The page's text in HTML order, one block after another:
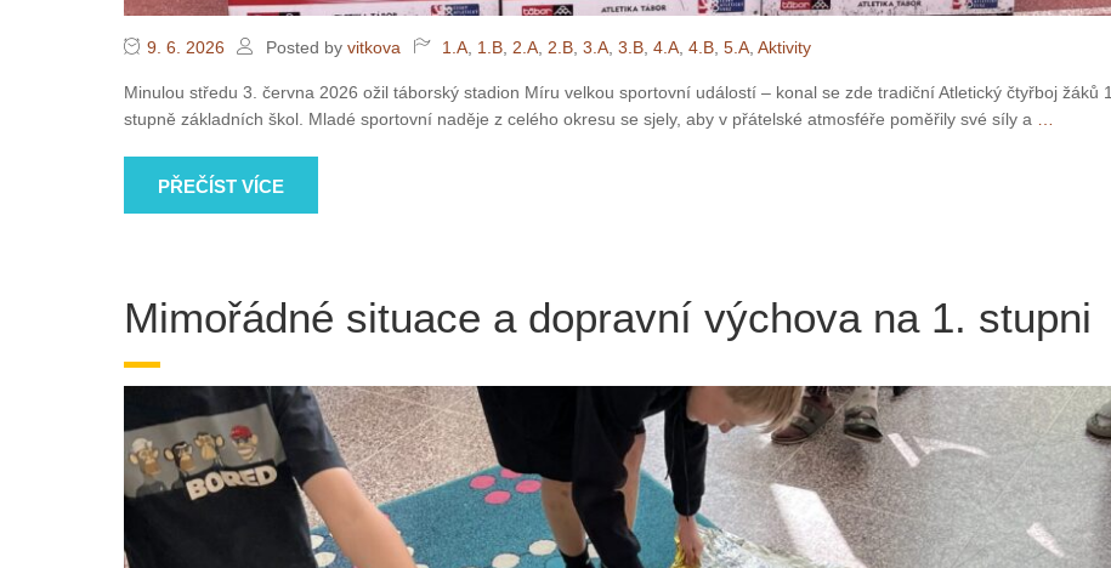
9. 6. 2026 Posted by vitkova 1.A 1.B 2.A 2.B 3.A 3.B 4.A 4.B 5.A Aktivity
Minulou středu 3. června 2026 ožil táborský stadion Míru velkou sportovní událostí – konal se zde tradiční Atletický čtyřboj žáků 1.
stupně základních škol. Mladé sportovní naděje z celého okresu se sjely, aby v přátelské atmosféře poměřily své síly a
PŘEČÍST VÍCE
Mimořádné situace a dopravní výchova na 1. stupni